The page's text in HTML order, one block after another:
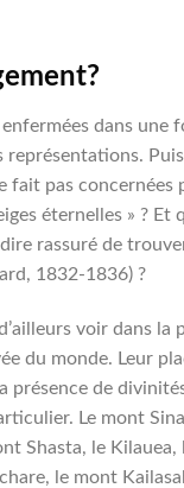
dans une
représentations.
fait pas concernées
éternelles » ?
rassuré de
1832-1836) ?
voir dans la
du monde. Leur
présence de
Le mont
Shasta, le
le mont